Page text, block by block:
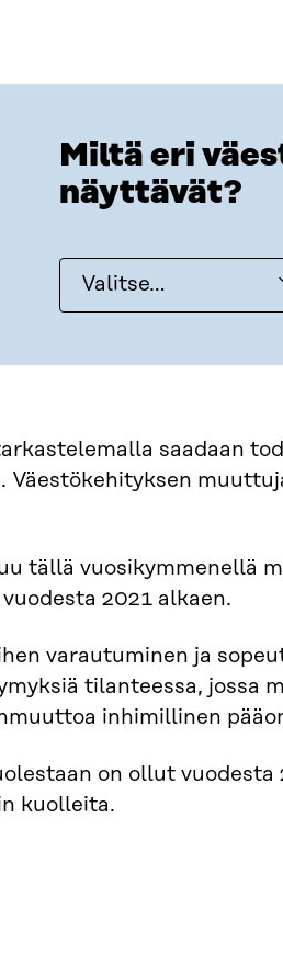
Miltä eri
näyttävät?
Valitse…
saadaan
Väestökehityksen
tällä vuosikymmenellä
2021 alkaen.
varautuminen ja
tilanteessa, jossa
inhimillinen
on ollut
kuolleita.